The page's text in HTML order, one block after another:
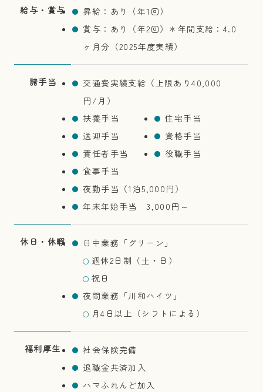
給与・賞与
昇給：あり（年1回）
賞与：あり（年2回）＊年間支給：4.0
ヶ月分（2025年度実績）
諸手当
交通費実績支給（上限あり40,000
円/月）
扶養手当
住宅手当
送迎手当
資格手当
責任者手当
役職手当
食事手当
夜勤手当（1泊5,000円）
年末年始手当 3,000円～
休日・休暇 日中業務「グリーン」
○ 週休2日制（土・日）
○ 祝日
夜間業務「川和ハイツ」
○ 月4日以上（シフトによる）
福利厚生
社会保険完備
退職金共済加入
ハマふれんど加入